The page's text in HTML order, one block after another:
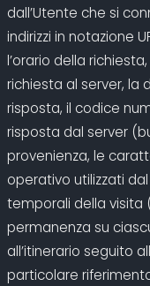
dall’Utente che si
indirizzi in notazione
l’orario della
richiesta al server, la
risposta, il codice
risposta dal server
provenienza, le
operativo utilizzati
temporali della visita
permanenza su
all’itinerario seguito
particolare